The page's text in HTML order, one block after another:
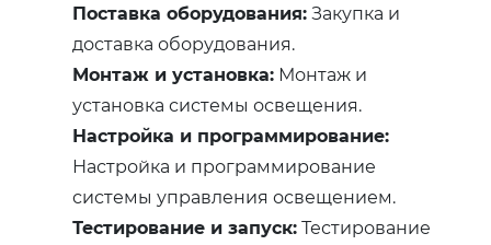
Поставка оборудования:Закупка и
доставка оборудования.
Монтаж и установка: Монтаж и
установка системы освещения.
Настройка и программирование:
Настройка и программирование
системы управления освещением.
Тестирование и запуск:Тестирование